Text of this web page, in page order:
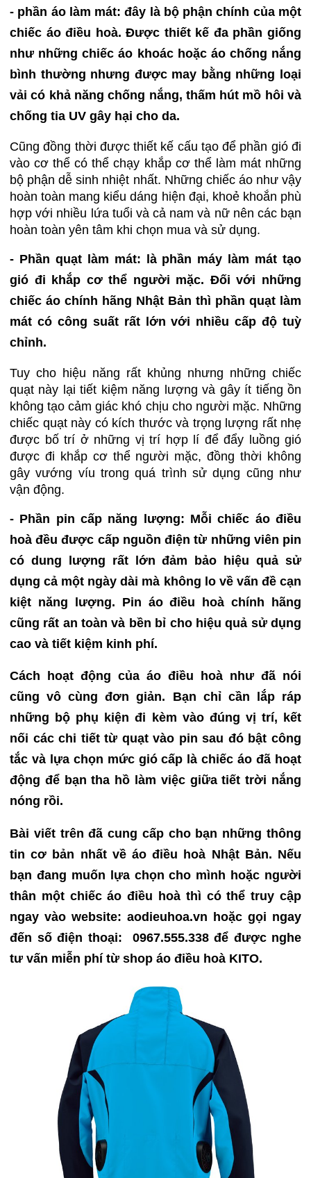
- phần áo làm mát: đây là bộ phận chính của một
chiếc áo điều hoà. Được thiết kế đa phần giống
như những chiếc áo khoác hoặc áo chống nắng
bình thường nhưng được may bằng những loại
vải có khả năng chống nắng, thấm hút mồ hôi và
chống tia UV gây hại cho da.
Cũng đồng thời được thiết kế cấu tạo để phần gió đi
vào cơ thể có thể chạy khắp cơ thể làm mát những
bộ phận dễ sinh nhiệt nhất. Những chiếc áo như vậy
hoàn toàn mang kiểu dáng hiện đại, khoẻ khoắn phù
hợp với nhiều lứa tuổi và cả nam và nữ nên các bạn
hoàn toàn yên tâm khi chọn mua và sử dụng.
- Phần quạt làm mát: là phần máy làm mát tạo
gió đi khắp cơ thể người mặc. Đối với những
chiếc áo chính hãng Nhật Bản thì phần quạt làm
mát có công suất rất lớn với nhiều cấp độ tuỳ
chỉnh.
Tuy cho hiệu năng rất khủng nhưng những chiếc
quạt này lại tiết kiệm năng lượng và gây ít tiếng ồn
không tạo cảm giác khó chịu cho người mặc. Những
chiếc quạt này có kích thước và trọng lượng rất nhẹ
được bố trí ở những vị trí hợp lí để đẩy luồng gió
được đi khắp cơ thể người mặc, đồng thời không
gây vướng víu trong quá trình sử dụng cũng như
vận động.
- Phần pin cấp năng lượng: Mỗi chiếc áo điều
hoà đều được cấp nguồn điện từ những viên pin
có dung lượng rất lớn đảm bảo hiệu quả sử
dụng cả một ngày dài mà không lo về vấn đề cạn
kiệt năng lượng. Pin áo điều hoà chính hãng
cũng rất an toàn và bền bỉ cho hiệu quả sử dụng
cao và tiết kiệm kinh phí.
Cách hoạt động của áo điều hoà như đã nói
cũng vô cùng đơn giản. Bạn chỉ cần lắp ráp
những bộ phụ kiện đi kèm vào đúng vị trí, kết
nối các chi tiết từ quạt vào pin sau đó bật công
tắc và lựa chọn mức gió cấp là chiếc áo đã hoạt
động để bạn tha hồ làm việc giữa tiết trời nắng
nóng rồi.
Bài viết trên đã cung cấp cho bạn những thông
tin cơ bản nhất về áo điều hoà Nhật Bản. Nếu
bạn đang muốn lựa chọn cho mình hoặc người
thân một chiếc áo điều hoà thì có thể truy cập
ngay vào website: aodieuhoa.vn hoặc gọi ngay
đến số điện thoại: 0967.555.338 để được nghe
tư vấn miễn phí từ shop áo điều hoà KITO.